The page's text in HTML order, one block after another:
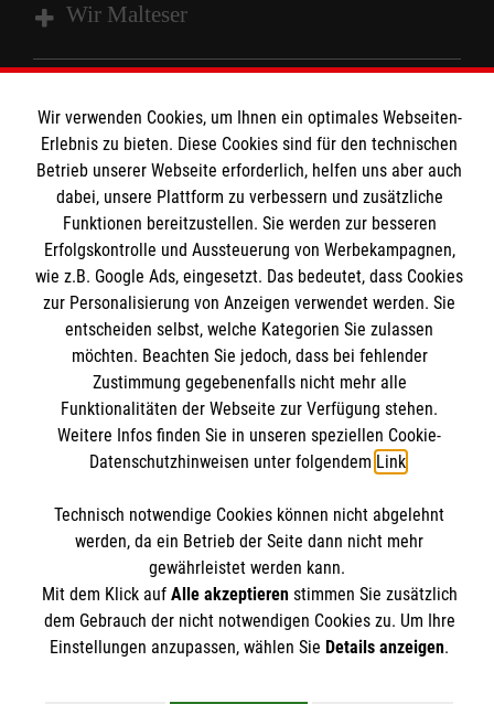
Wir Malteser
Angebote und Leistungen
Unsere Kurse
Mitarbeiten
Wir Malteser
Informationen
Kontakt
Pressestelle
Impressum
Datenschutz
Malteser online
Malteserorden
Malteser Jugend
Malteser International
Sharepoint
Spendenkonto
Empfänger: Malteser Hilfsdienst e.V.
BIC: GENODED 1PA7
Soziale Netzwerke
Der Malteser Hilfsdienst e.V. ist als eingetragene
gemeinnützige Organisation von der Körperschaft- und
Wir verwenden Cookies, um Ihnen ein optimales Webseiten-
Erlebnis zu bieten. Diese Cookies sind für den technischen
Betrieb unserer Webseite erforderlich, helfen uns aber auch
dabei, unsere Plattform zu verbessern und zusätzliche
Funktionen bereitzustellen. Sie werden zur besseren
Erfolgskontrolle und Aussteuerung von Werbekampagnen,
wie z.B. Google Ads, eingesetzt. Das bedeutet, dass Cookies
zur Personalisierung von Anzeigen verwendet werden. Sie
entscheiden selbst, welche Kategorien Sie zulassen
möchten. Beachten Sie jedoch, dass bei fehlender
Zustimmung gegebenenfalls nicht mehr alle
Funktionalitäten der Webseite zur Verfügung stehen.
Weitere Infos finden Sie in unseren speziellen Cookie-
Datenschutzhinweisen unter folgendem Link.
Technisch notwendige Cookies können nicht abgelehnt
werden, da ein Betrieb der Seite dann nicht mehr
gewährleistet werden kann.
Mit dem Klick auf Alle akzeptierenstimmen Sie zusätzlich
dem Gebrauch der nicht notwendigen Cookies zu. Um Ihre
Einstellungen anzupassen, wählen Sie Details anzeigen.